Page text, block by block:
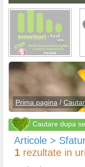
Prima pagina /
Cautare dupa
Articole >
1 rezultate in